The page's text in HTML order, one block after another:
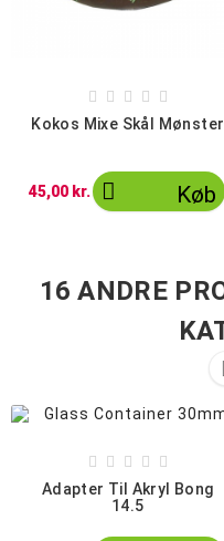
    
Kokos Mixe Skål Mønster
45,00 kr.  Køb
16 ANDRE
    
Adapter Til Akryl Bong
14.5